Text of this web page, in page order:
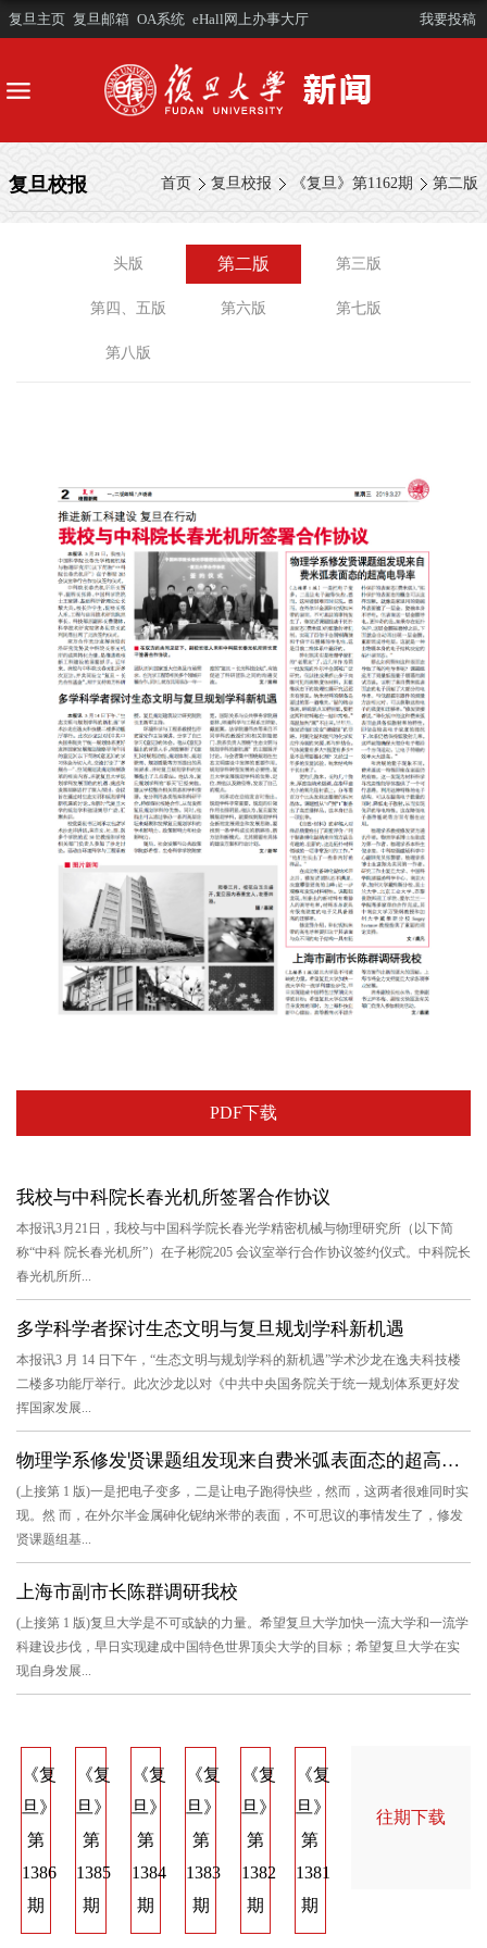
复旦主页 复旦邮箱 OA系统 eHall网上办事大厅 我要投稿
首页 复旦校报 《复旦》第1162期 第二版
复旦校报
头版 第二版 第三版
第四、五版 第六版 第七版
第八版
PDF下载
我校与中科院长春光机所签署合作协议
本报讯3月21日，我校与中国科学院长春光学精密机械与物理研究所（以下简
称“中科 院长春光机所”）在子彬院205 会议室举行合作协议签约仪式。中科院长
春光机所所...
多学科学者探讨生态文明与复旦规划学科新机遇
本报讯3 月 14 日下午，“生态文明与规划学科的新机遇”学术沙龙在逸夫科技楼
二楼多功能厅举行。此次沙龙以对《中共中央国务院关于统一规划体系更好发
挥国家发展...
物理学系修发贤课题组发现来自费米弧表面态的超高电导率
(上接第 1 版)一是把电子变多，二是让电子跑得快些，然而，这两者很难同时实
现。然 而，在外尔半金属砷化铌纳米带的表面，不可思议的事情发生了，修发
贤课题组基...
上海市副市长陈群调研我校
(上接第 1 版)复旦大学是不可或缺的力量。希望复旦大学加快一流大学和一流学
科建设步伐，早日实现建成中国特色世界顶尖大学的目标；希望复旦大学在实
现自身发展...
《复
旦》
第
1386
期
《复
旦》
第
1385
期
《复
旦》
第
1384
期
《复
旦》
第
1383
期
《复
旦》
第
1382
期
《复
旦》
第
1381
期
旦》
往期下载